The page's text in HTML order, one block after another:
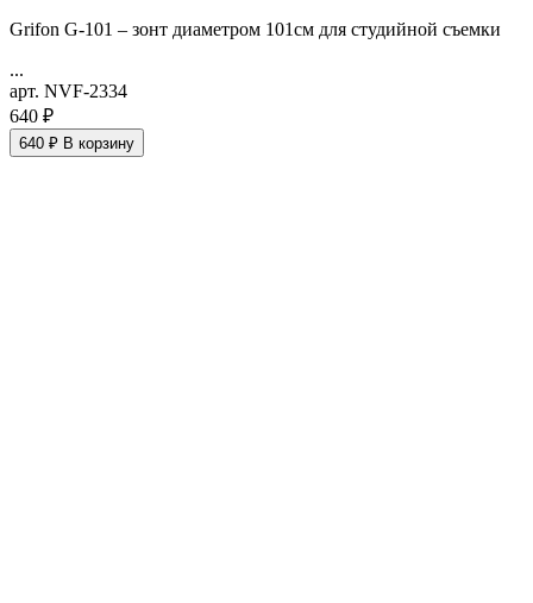
Grifon G-101 – зонт диаметром 101см для студийной съемки
...
арт. NVF-2334
640 ₽
640 ₽ В корзину